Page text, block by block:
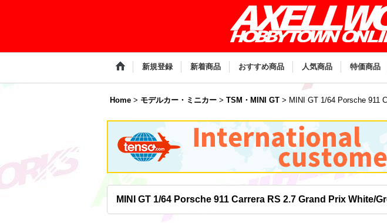
新規登録 新着商品 おすすめ商品 人気商品 特価商品
Home > モデルカー・ミニカー > TSM・MINI GT > MINI GT 1/64 Porsche 911
MINI GT 1/64 Porsche 911 Carrera RS 2.7 Grand Prix White/